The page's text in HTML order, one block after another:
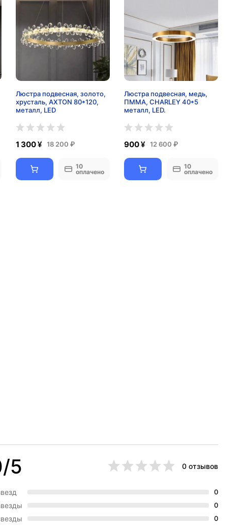
Люстра подвесная, золото,
хрусталь, AXTON 80*120,
металл, LED
1 300 ¥ 18 200 ₽
10
оплачено
Люстра подвесная, медь,
ПММА, CHARLEY 40*5
металл, LED.
900 ¥ 12 600 ₽
10
оплачено
5 0 отзывов
0
0
0